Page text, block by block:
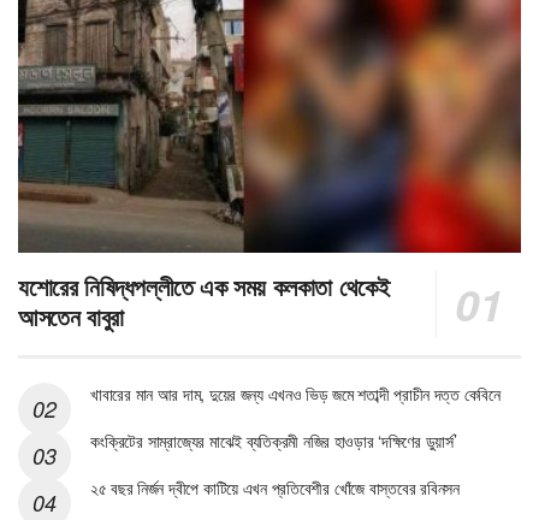
যশোরের নিষিদ্ধপল্লীতে এক সময় কলকাতা থেকেই
আসতেন বাবুরা
খাবারের মান আর দাম, দুয়ের জন্য এখনও ভিড় জমে শতাব্দী প্রাচীন দত্ত কেবিনে
কংক্রিটের সাম্রাজ্যের মাঝেই ব্যতিক্রমী নজির হাওড়ার ‘দক্ষিণের ডুয়ার্স’
২৫ বছর নির্জন দ্বীপে কাটিয়ে এখন প্রতিবেশীর খোঁজে বাস্তবের রবিনসন